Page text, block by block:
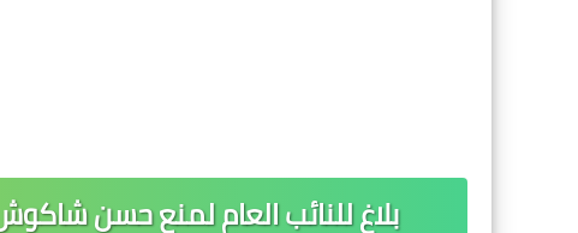
بلاغ للنائب العام لمنع حسن شاكوش